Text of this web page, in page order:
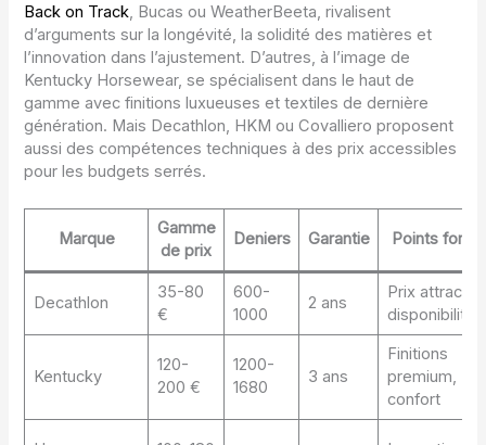
Back on Track, Bucas ou WeatherBeeta, rivalisent
d’arguments sur la longévité, la solidité des matières et
l’innovation dans l’ajustement. D’autres, à l’image de
Kentucky Horsewear, se spécialisent dans le haut de
gamme avec finitions luxueuses et textiles de dernière
génération. Mais Decathlon, HKM ou Covalliero proposent
aussi des compétences techniques à des prix accessibles
pour les budgets serrés.
Marque
Gamme
de prix
Deniers Garantie Points forts
Decathlon
35-80
€
600-
1000
2 ans
Prix attractif,
disponibilité
Kentucky
120-
200 €
1200-
1680
3 ans
Finitions
premium,
confort